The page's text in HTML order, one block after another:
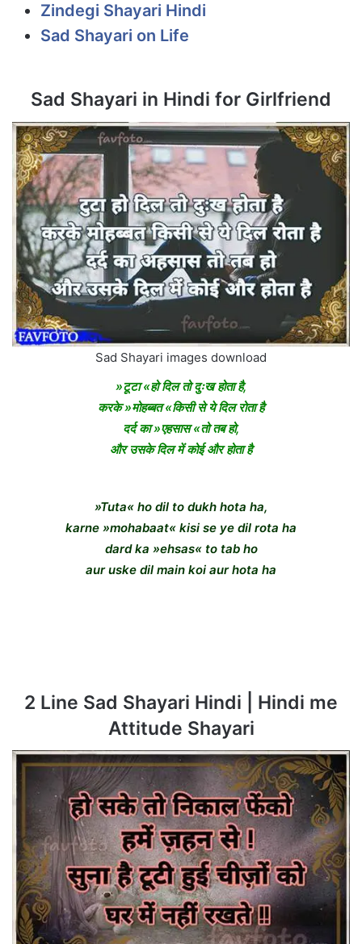
Zindegi Shayari Hindi
Sad Shayari on Life
Sad Shayari in Hindi for Girlfriend
Sad Shayari images download
»टूटा «हो दिल तो दुःख होता है,
करके »मोहब्बत «किसी से ये दिल रोता है
दर्द का »एहसास «तो तब हो,
और उसके दिल में कोई और होता है
»Tuta« ho dil to dukh hota ha,
karne »mohabaat« kisi se ye dil rota ha
dard ka »ehsas« to tab ho
aur uske dil main koi aur hota ha
2 Line Sad Shayari Hindi | Hindi me
Attitude Shayari